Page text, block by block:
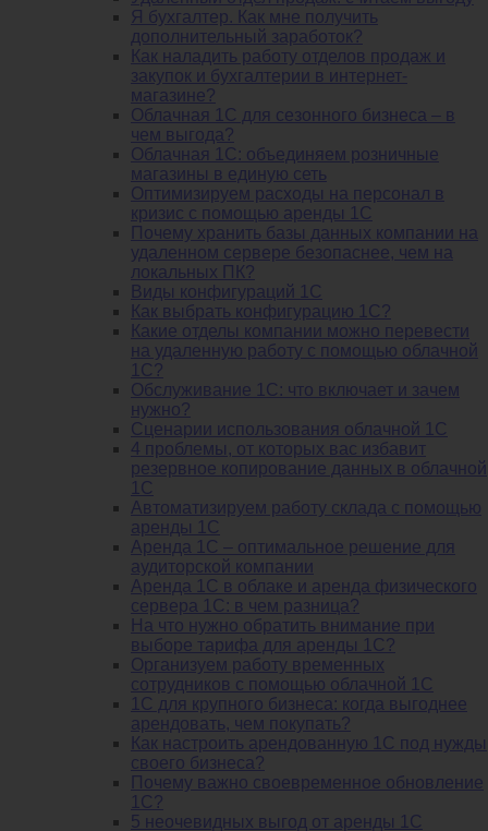
Я бухгалтер. Как мне получить
дополнительный заработок?
Как наладить работу отделов продаж и
закупок и бухгалтерии в интернет-
магазине?
Облачная 1С для сезонного бизнеса – в
чем выгода?
Облачная 1С: объединяем розничные
магазины в единую сеть
Оптимизируем расходы на персонал в
кризис с помощью аренды 1С
Почему хранить базы данных компании на
удаленном сервере безопаснее, чем на
локальных ПК?
Виды конфигураций 1С
Как выбрать конфигурацию 1С?
Какие отделы компании можно перевести
на удаленную работу с помощью облачной
1С?
Обслуживание 1С: что включает и зачем
нужно?
Сценарии использования облачной 1С
4 проблемы, от которых вас избавит
резервное копирование данных в облачной
1С
Автоматизируем работу склада с помощью
аренды 1С
Аренда 1С – оптимальное решение для
аудиторской компании
Аренда 1С в облаке и аренда физического
сервера 1С: в чем разница?
На что нужно обратить внимание при
выборе тарифа для аренды 1С?
Организуем работу временных
сотрудников с помощью облачной 1С
1С для крупного бизнеса: когда выгоднее
арендовать, чем покупать?
Как настроить арендованную 1С под нужды
своего бизнеса?
Почему важно своевременное обновление
1С?
5 неочевидных выгод от аренды 1С